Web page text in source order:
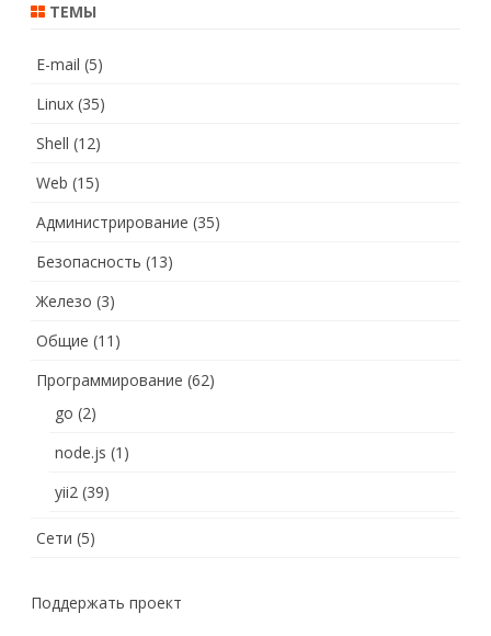
ТЕМЫ
E-mail (5)
Linux (35)
Shell (12)
Web (15)
Администрирование (35)
Безопасность (13)
Железо (3)
Общие (11)
Программирование (62)
go (2)
node.js (1)
yii2 (39)
Сети (5)
Поддержать проект